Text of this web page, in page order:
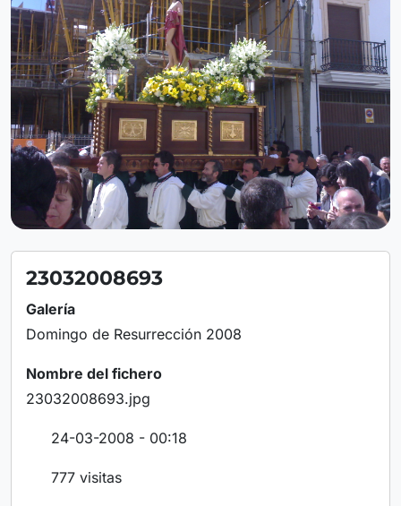
23032008693
Galería
Domingo de Resurrección 2008
Nombre del fichero
23032008693.jpg
24-03-2008 - 00:18
777 visitas